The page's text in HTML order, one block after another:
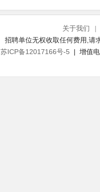
关于我们 |
招聘单位无权收取任何费用,请
苏ICP备12017166号-5 | 增值